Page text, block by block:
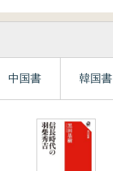
中国書 韓国書